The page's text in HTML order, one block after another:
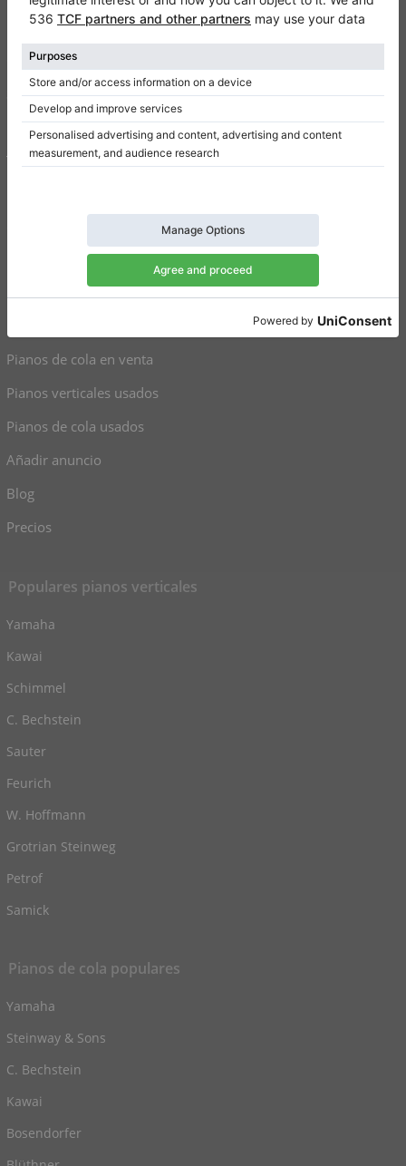
FAQ
Contacto
Sobre nosotros
Escribir una reseña
Términos de uso
Configuración de consentimiento
Pianos de cola en venta
Pianos verticales usados
Pianos de cola usados
Añadir anuncio
Blog
Precios
Populares pianos verticales
Yamaha
Kawai
Schimmel
C. Bechstein
Sauter
Feurich
W. Hoffmann
Grotrian Steinweg
Petrof
Samick
Pianos de cola populares
Yamaha
Steinway & Sons
C. Bechstein
Kawai
Bosendorfer